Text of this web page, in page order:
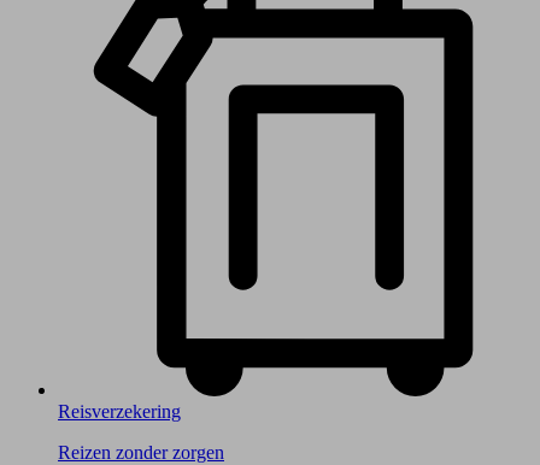
Reisverzekering
Reizen zonder zorgen